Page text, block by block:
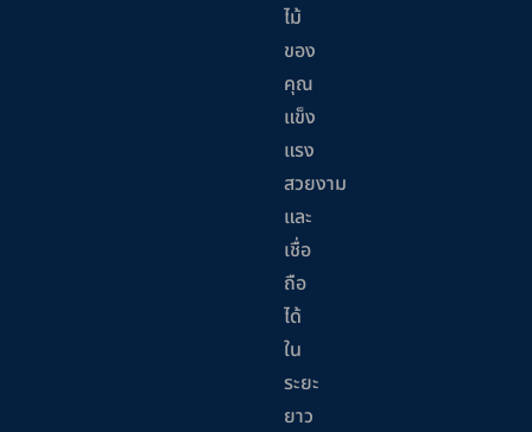
ไม้
ของ
คุณ
แข็ง
แรง
สวยงาม
และ
เชื่อ
ถือ
ได้
ใน
ระยะ
ยาว